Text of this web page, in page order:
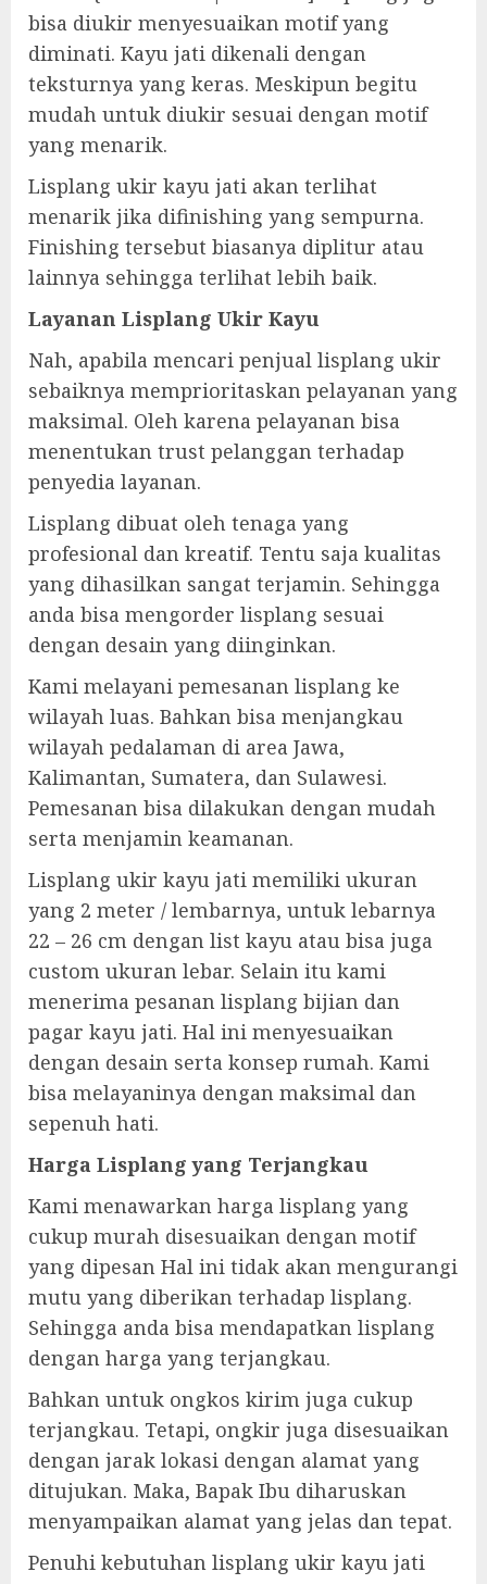
bisa diukir menyesuaikan motif yang
diminati. Kayu jati dikenali dengan
teksturnya yang keras. Meskipun begitu
mudah untuk diukir sesuai dengan motif
yang menarik.
Lisplang ukir kayu jati akan terlihat
menarik jika difinishing yang sempurna.
Finishing tersebut biasanya diplitur atau
lainnya sehingga terlihat lebih baik.
Layanan Lisplang Ukir Kayu
Nah, apabila mencari penjual lisplang ukir
sebaiknya memprioritaskan pelayanan yang
maksimal. Oleh karena pelayanan bisa
menentukan trust pelanggan terhadap
penyedia layanan.
Lisplang dibuat oleh tenaga yang
profesional dan kreatif. Tentu saja kualitas
yang dihasilkan sangat terjamin. Sehingga
anda bisa mengorder lisplang sesuai
dengan desain yang diinginkan.
Kami melayani pemesanan lisplang ke
wilayah luas. Bahkan bisa menjangkau
wilayah pedalaman di area Jawa,
Kalimantan, Sumatera, dan Sulawesi.
Pemesanan bisa dilakukan dengan mudah
serta menjamin keamanan.
Lisplang ukir kayu jati memiliki ukuran
yang 2 meter / lembarnya, untuk lebarnya
22 – 26 cm dengan list kayu atau bisa juga
custom ukuran lebar. Selain itu kami
menerima pesanan lisplang bijian dan
pagar kayu jati. Hal ini menyesuaikan
dengan desain serta konsep rumah. Kami
bisa melayaninya dengan maksimal dan
sepenuh hati.
Harga Lisplang yang Terjangkau
Kami menawarkan harga lisplang yang
cukup murah disesuaikan dengan motif
yang dipesan Hal ini tidak akan mengurangi
mutu yang diberikan terhadap lisplang.
Sehingga anda bisa mendapatkan lisplang
dengan harga yang terjangkau.
Bahkan untuk ongkos kirim juga cukup
terjangkau. Tetapi, ongkir juga disesuaikan
dengan jarak lokasi dengan alamat yang
ditujukan. Maka, Bapak Ibu diharuskan
menyampaikan alamat yang jelas dan tepat.
Penuhi kebutuhan lisplang ukir kayu jati